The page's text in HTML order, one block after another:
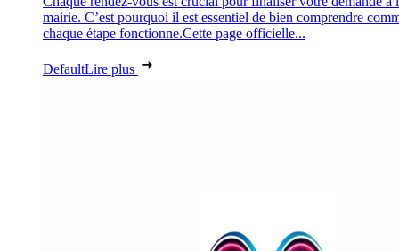
mairie. C’est pourquoi il est essentiel de bien comprendre
chaque étape fonctionne.Cette page officielle...
DefaultLire plus